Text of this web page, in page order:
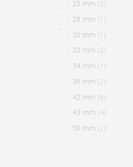
25 mm (3)
28 mm (1)
30 mm (1)
32 mm (2)
34 mm (1)
36 mm (2)
42 mm (8)
43 mm (4)
50 mm (2)